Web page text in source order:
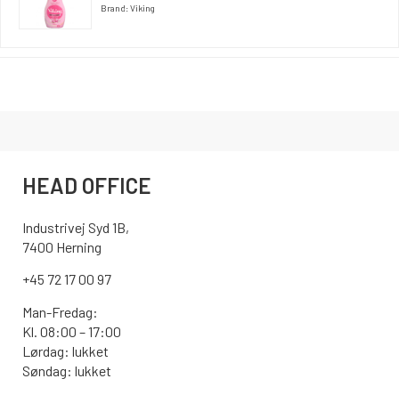
Brand: Viking
HEAD OFFICE
Industrivej Syd 1B,
7400 Herning
+45 72 17 00 97
Man-Fredag:
Kl. 08:00 – 17:00
Lørdag: lukket
Søndag: lukket